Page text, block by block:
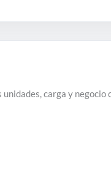
unidades, carga y